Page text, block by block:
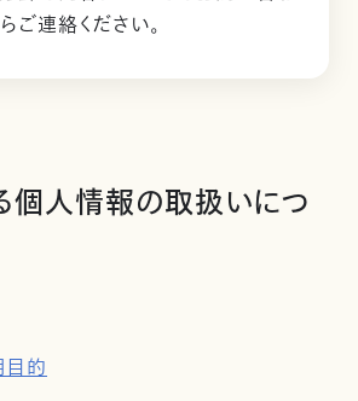
ご連絡ください。
個人情報の取扱いにつ
目的